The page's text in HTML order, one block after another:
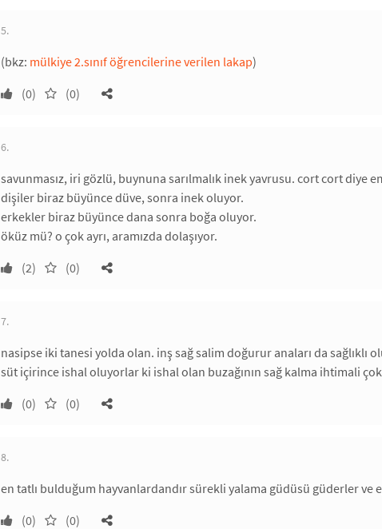
5.
(bkz: mülkiye 2.sınıf öğrencilerine verilen lakap)
(0)
(0)
6.
savunmasız, iri gözlü, buynuna sarılmalık inek yavrusu. cort cort diye
dişiler biraz büyünce düve, sonra inek oluyor.
erkekler biraz büyünce dana sonra boğa oluyor.
öküz mü? o çok ayrı, aramızda dolaşıyor.
(2)
(0)
7.
nasipse iki tanesi yolda olan. inş sağ salim doğurur anaları da sağlıklı
süt içirince ishal oluyorlar ki ishal olan buzağının sağ kalma ihtimali
(0)
(0)
8.
en tatlı bulduğum hayvanlardandır sürekli yalama güdüsü güderler ve
(0)
(0)